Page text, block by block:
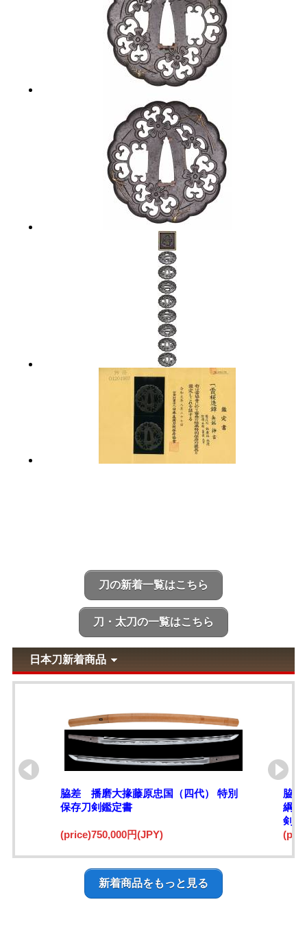
刀の新着一覧はこちら
刀・太刀の一覧はこちら
日本刀新着商品
脇差 播磨大掾藤原忠国（四代） 特別
保存刀剣鑑定書
(price)750,000円(JPY)
脇
綱)
剣
新着商品をもっと見る